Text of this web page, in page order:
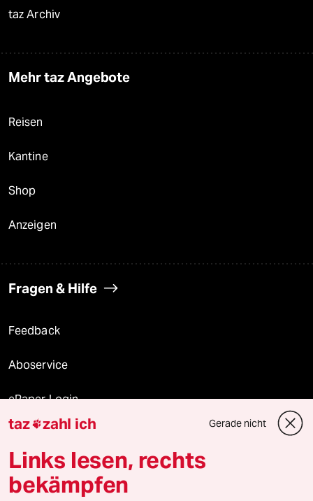
taz Archiv
Mehr taz Angebote
Reisen
Kantine
Shop
Anzeigen
Fragen & Hilfe
Feedback
Aboservice
ePaper Login
Downloads für Abonnierende
© 2026 taz Verlags und Vertriebs GmbH
taz zahl ich Gerade nicht
Links lesen, rechts
bekämpfen